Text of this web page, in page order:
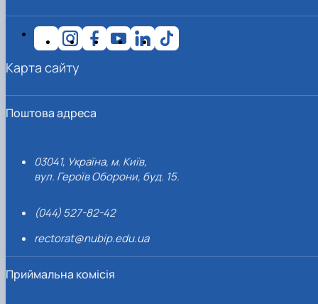
Поштова адреса
03041, Україна, м. Київ,
вул. Героїв Оборони, буд. 15.
(044) 527-82-42
rectorat@nubip.edu.ua
Приймальна комісія
Карта сайту